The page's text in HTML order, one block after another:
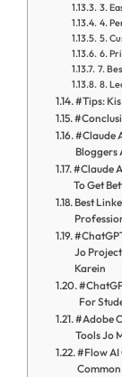
3.
4.
5.
6.
7.
8.
#Tips:
#Claude
Bloggers
#Claude
To Get
Best
Jo
Karein
For
#Adobe
Tools Jo
#Flow AI
Common